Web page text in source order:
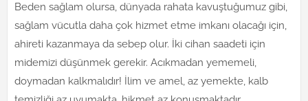
Beden sağlam olursa, dünyada rahata kavuştuğumuz gibi,
sağlam vücutla daha çok hizmet etme imkanı olacağı için,
ahireti kazanmaya da sebep olur. İki cihan saadeti için
midemizi düşünmek gerekir. Acıkmadan yememeli,
doymadan kalkmalıdır! İlim ve amel, az yemekte, kalb